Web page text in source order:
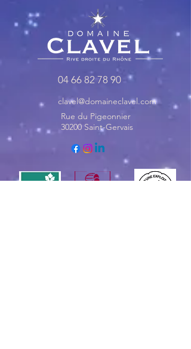
04 66 82 78 90
clavel@domaineclavel.com
Rue du Pigeonnier
30200 Saint-Gervais